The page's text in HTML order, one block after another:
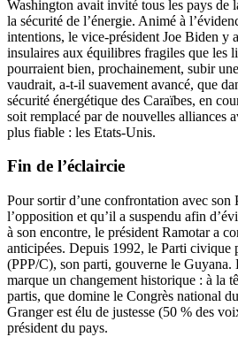
Washington avait invité tous les pays de
la sécurité de l’énergie. Animé à
intentions, le vice-président Joe Biden y
insulaires aux équilibres fragiles que les
pourraient bien, prochainement, subir
vaudrait, a-t-il suavement avancé, que
sécurité énergétique des Caraïbes, en
soit remplacé par de nouvelles alliances
plus fiable : les Etats-Unis.
Fin de l’éclaircie
Pour sortir d’une confrontation avec son
l’opposition et qu’il a suspendu afin
à son encontre, le président Ramotar a
anticipées. Depuis 1992, le Parti civique
(PPP/C), son parti, gouverne le
marque un changement historique : à la
partis, que domine le Congrès national
Granger est élu de justesse (50 % des
président du pays.